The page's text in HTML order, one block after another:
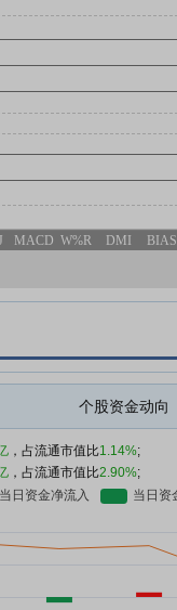
MACD W%R DMI BIAS
个股资金动向
，占流通市值比1.14%;
，占流通市值比2.90%;